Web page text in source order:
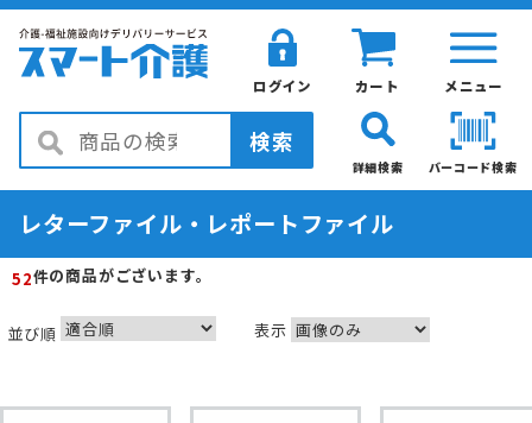
メニュー
カート
ログイン
検索
バーコード検索
詳細検索
レターファイル・レポートファイル
52件の商品がございます。
並び順 表示